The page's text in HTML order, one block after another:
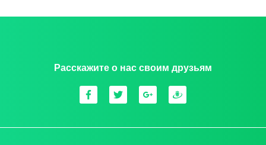
Расскажите о нас своим друзьям